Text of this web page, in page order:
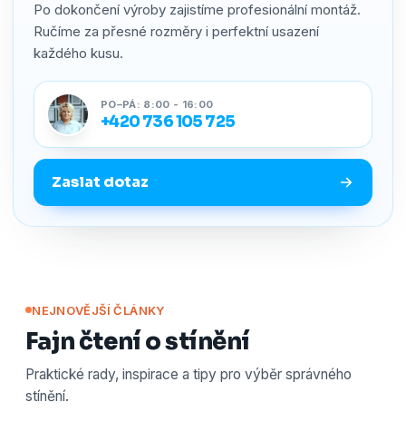
Po dokončení výroby zajistíme profesionální montáž.
Ručíme za přesné rozměry i perfektní usazení
každého kusu.
PO–PÁ: 8:00 - 16:00
+420 736 105 725
Zaslat dotaz
NEJNOVĚJŠÍ ČLÁNKY
Fajn čtení o stínění
Praktické rady, inspirace a tipy pro výběr správného
stínění.